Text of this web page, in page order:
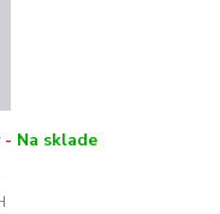
- Na sklade